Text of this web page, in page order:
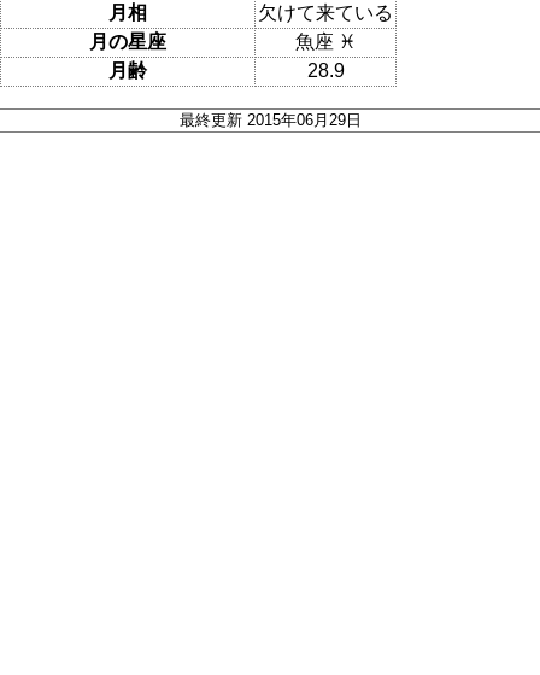
月相
欠けて来ている
月の星座
魚座 ♓
月齢
28.9
最終更新 2015年06月29日